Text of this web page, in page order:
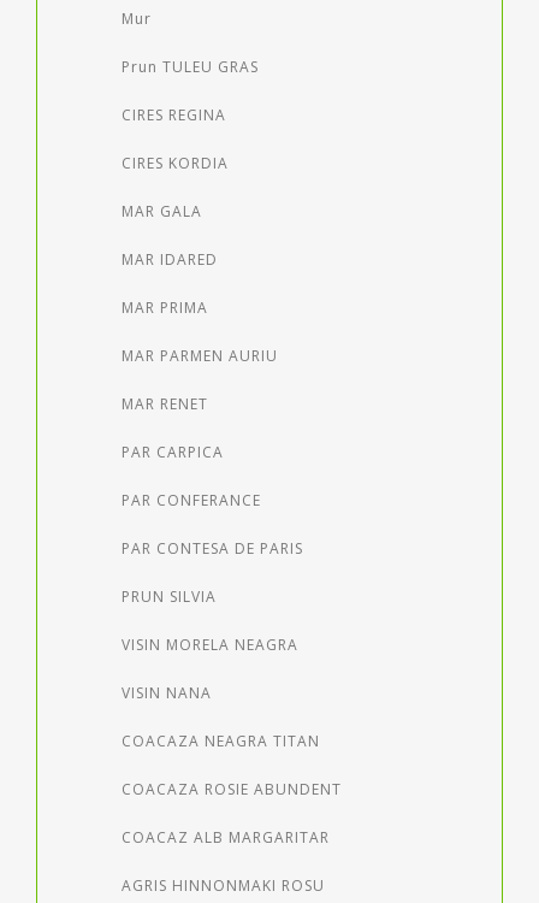
Mur
Prun TULEU GRAS
CIRES REGINA
CIRES KORDIA
MAR GALA
MAR IDARED
MAR PRIMA
MAR PARMEN AURIU
MAR RENET
PAR CARPICA
PAR CONFERANCE
PAR CONTESA DE PARIS
PRUN SILVIA
VISIN MORELA NEAGRA
VISIN NANA
COACAZA NEAGRA TITAN
COACAZA ROSIE ABUNDENT
COACAZ ALB MARGARITAR
AGRIS HINNONMAKI ROSU